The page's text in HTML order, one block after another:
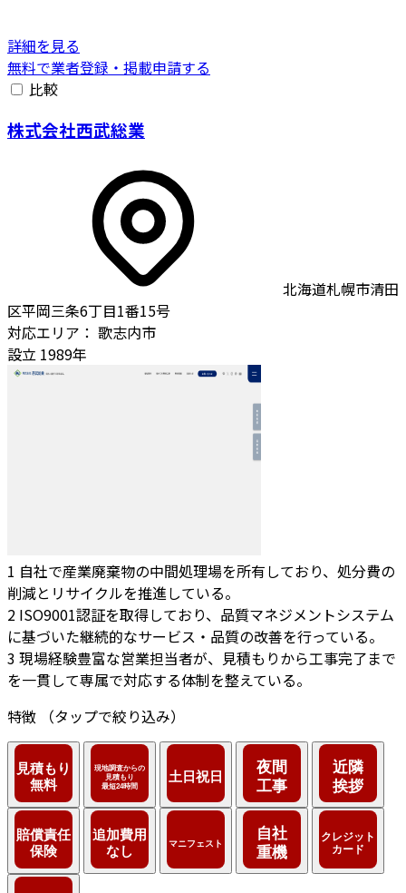
詳細を見る
無料で業者登録・掲載申請する
比較
株式会社西武総業
北海道札幌市清田
区平岡三条6丁目1番15号
対応エリア： 歌志内市
設立 1989年
1 自社で産業廃棄物の中間処理場を所有しており、処分費の
削減とリサイクルを推進している。
2 ISO9001認証を取得しており、品質マネジメントシステム
に基づいた継続的なサービス・品質の改善を行っている。
3 現場経験豊富な営業担当者が、見積もりから工事完了まで
を一貫して専属で対応する体制を整えている。
特徴
（タップで絞り込み）